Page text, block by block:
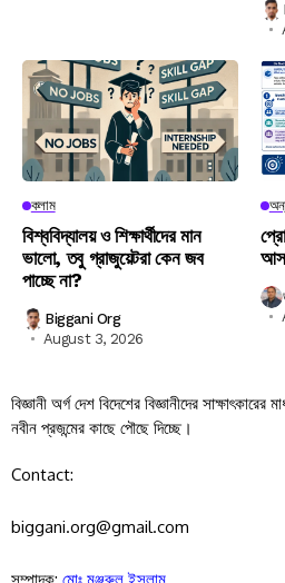
কলাম
বিশ্ববিদ্যালয় ও শিক্ষার্থীদের মান
ভালো, তবু গ্রাজুয়েটরা কেন জব
পাচ্ছে না?
Biggani Org
August 3, 2026
বিজ্ঞানী অর্গ দেশ বিদেশের বিজ্ঞানীদের
নবীন প্রজন্মের কাছে পৌছে দিচ্ছে।
Contact:
biggani.org@gmail.com